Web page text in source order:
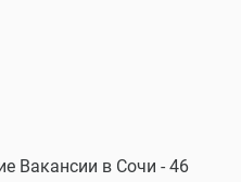
Вакансии в Сочи - 46